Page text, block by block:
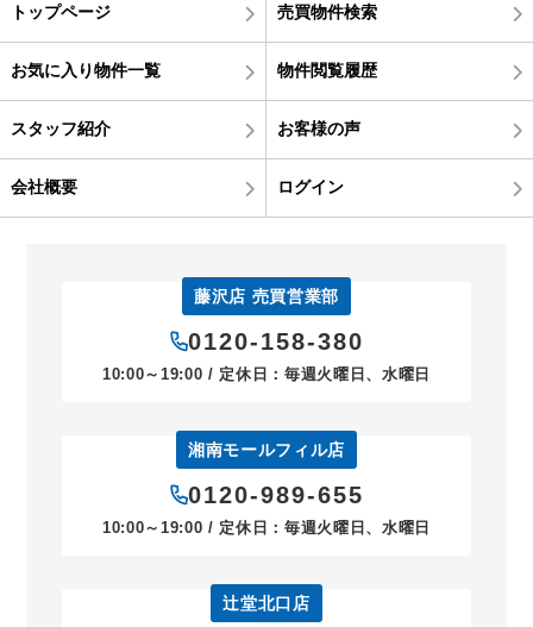
トップページ 売買物件検索
お気に入り物件一覧 物件閲覧履歴
スタッフ紹介 お客様の声
会社概要 ログイン
藤沢店 売買営業部
0120-158-380
10:00～19:00 / 定休日：毎週火曜日、水曜日
湘南モールフィル店
0120-989-655
10:00～19:00 / 定休日：毎週火曜日、水曜日
辻堂北口店